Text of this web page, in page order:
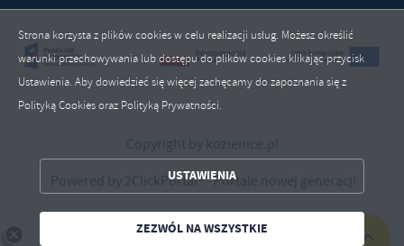
2ClickPortal®- Portale nowej generacji
Strona korzysta z plików cookies w celu realizacji usług. Możesz określić
warunki przechowywania lub dostępu do plików cookies klikając przycisk
Ustawienia. Aby dowiedzieć się więcej zachęcamy do zapoznania się z
Polityką Cookies oraz Polityką Prywatności.
USTAWIENIA
ZEZWÓL NA WSZYSTKIE